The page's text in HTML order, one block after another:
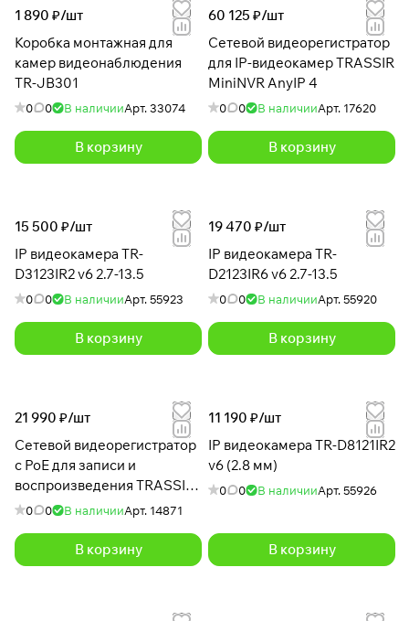
1 890 ₽/шт
Коробка монтажная для
камер видеонаблюдения
TR-JB301
0 0 В наличииАрт.33074
В корзину
60 125 ₽/шт
Сетевой видеорегистратор
для IP-видеокамер TRASSIR
MiniNVR AnyIP 4
0 0 В наличииАрт. 17620
В корзину
15 500 ₽/шт
IP видеокамера TR-
D3123IR2 v6 2.7-13.5
0 0 В наличииАрт.55923
В корзину
19 470 ₽/шт
IP видеокамера TR-
D2123IR6 v6 2.7-13.5
0 0 В наличииАрт.55920
В корзину
21 990 ₽/шт
Сетевой видеорегистратор
c PoE для записи и
воспроизведения TRASSIR
TR-N1108P
0 0 В наличииАрт. 14871
В корзину
11 190 ₽/шт
IP видеокамера TR-D8121IR2
v6 (2.8 мм)
0 0 В наличииАрт.55926
В корзину